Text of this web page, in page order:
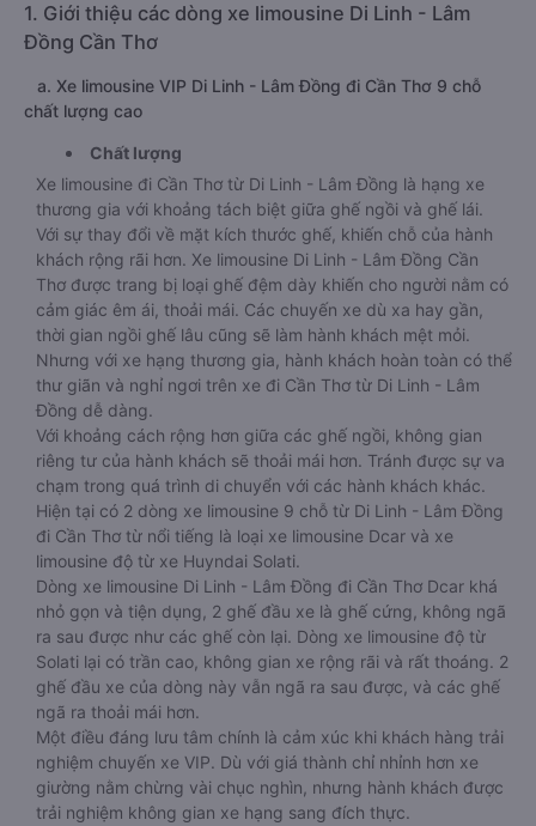
1. Giới thiệu các dòng xe limousine Di Linh - Lâm
Đồng Cần Thơ
a. Xe limousine VIP Di Linh - Lâm Đồng đi Cần Thơ 9 chỗ
chất lượng cao
Chất lượng
Xe limousine đi Cần Thơ từ Di Linh - Lâm Đồng là hạng xe
thương gia với khoảng tách biệt giữa ghế ngồi và ghế lái.
Với sự thay đổi về mặt kích thước ghế, khiến chỗ của hành
khách rộng rãi hơn. Xe limousine Di Linh - Lâm Đồng Cần
Thơ được trang bị loại ghế đệm dày khiến cho người nằm có
cảm giác êm ái, thoải mái. Các chuyến xe dù xa hay gần,
thời gian ngồi ghế lâu cũng sẽ làm hành khách mệt mỏi.
Nhưng với xe hạng thương gia, hành khách hoàn toàn có thể
thư giãn và nghỉ ngơi trên xe đi Cần Thơ từ Di Linh - Lâm
Đồng dễ dàng.
Với khoảng cách rộng hơn giữa các ghế ngồi, không gian
riêng tư của hành khách sẽ thoải mái hơn. Tránh được sự va
chạm trong quá trình di chuyển với các hành khách khác.
Hiện tại có 2 dòng xe limousine 9 chỗ từ Di Linh - Lâm Đồng
đi Cần Thơ từ nổi tiếng là loại xe limousine Dcar và xe
limousine độ từ xe Huyndai Solati.
Dòng xe limousine Di Linh - Lâm Đồng đi Cần Thơ Dcar khá
nhỏ gọn và tiện dụng, 2 ghế đầu xe là ghế cứng, không ngã
ra sau được như các ghế còn lại. Dòng xe limousine độ từ
Solati lại có trần cao, không gian xe rộng rãi và rất thoáng. 2
ghế đầu xe của dòng này vẫn ngã ra sau được, và các ghế
ngã ra thoải mái hơn.
Một điều đáng lưu tâm chính là cảm xúc khi khách hàng trải
nghiệm chuyến xe VIP. Dù với giá thành chỉ nhỉnh hơn xe
giường nằm chừng vài chục nghìn, nhưng hành khách được
trải nghiệm không gian xe hạng sang đích thực.